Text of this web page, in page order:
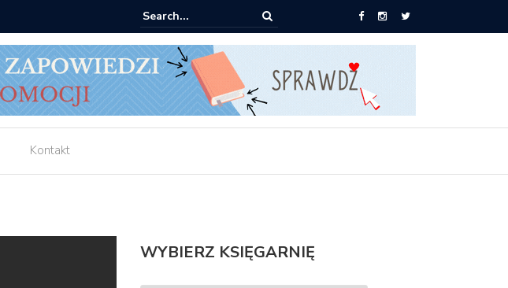
Matras: 10 książek za 69 zł
Kontakt
WYBIERZ KSIĘGARNIĘ